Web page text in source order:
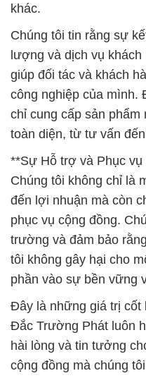
khác.
Chúng tôi tin rằng sự
lượng và dịch vụ khách
giúp đối tác và khách
công nghiệp của mình.
chỉ cung cấp sản phẩm
toàn diện, từ tư vấn
**Sự Hỗ trợ và Phục vụ
Chúng tôi không chỉ là
đến lợi nhuận mà còn
phục vụ cộng đồng.
trường và đảm bảo
tôi không gây hại cho
phần vào sự bền vững
Đây là những giá trị cốt
Đắc Trường Phát luôn
hài lòng và tin tưởng
cộng đồng mà chúng